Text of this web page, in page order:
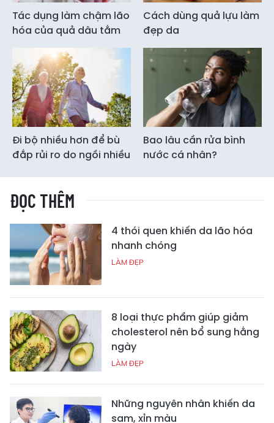
Tác dụng làm chậm lão
hóa của quả dâu tằm
Cách dùng quả lựu làm
đẹp da
Đi bộ nhiều hơn để bù
đắp rủi ro do ngồi nhiều
Bao lâu cần rửa bình
nước cá nhân?
ĐỌC THÊM
4 thói quen khiến da lão hóa
nhanh chóng
LÀM ĐẸP
8 loại thực phẩm giúp giảm
cholesterol nên bổ sung hằng
ngày
LÀM ĐẸP
Những nguyên nhân khiến da
sạm, xỉn màu